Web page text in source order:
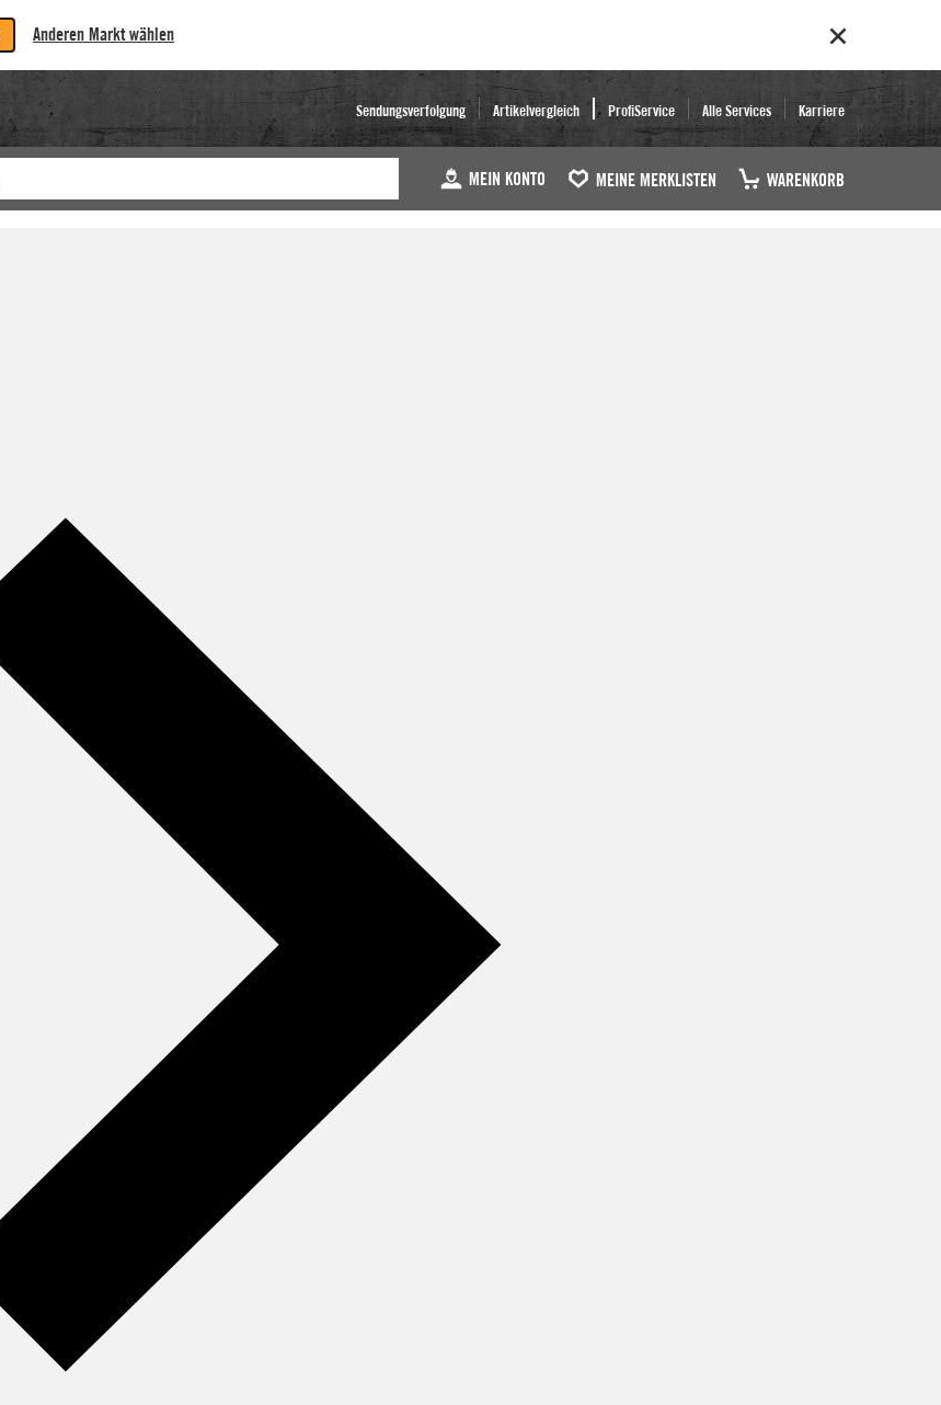
Anderen Markt wählen
Sendungsverfolgung Artikelvergleich ProfiService Alle Services Karriere
MEIN KONTO MEINE MERKLISTEN WARENKORB